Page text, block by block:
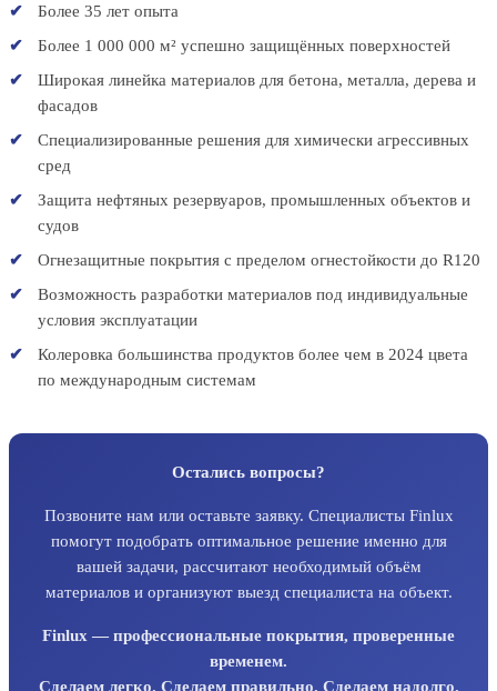
Более 35 лет опыта
Более 1 000 000 м² успешно защищённых поверхностей
Широкая линейка материалов для бетона, металла, дерева и
фасадов
Специализированные решения для химически агрессивных
сред
Защита нефтяных резервуаров, промышленных объектов и
судов
Огнезащитные покрытия с пределом огнестойкости до R120
Возможность разработки материалов под индивидуальные
условия эксплуатации
Колеровка большинства продуктов более чем в 2024 цвета
по международным системам
Остались вопросы?
Позвоните нам или оставьте заявку. Специалисты Finlux
помогут подобрать оптимальное решение именно для
вашей задачи, рассчитают необходимый объём
материалов и организуют выезд специалиста на объект.
Finlux — профессиональные покрытия, проверенные
временем.
Сделаем легко. Сделаем правильно. Сделаем надолго.